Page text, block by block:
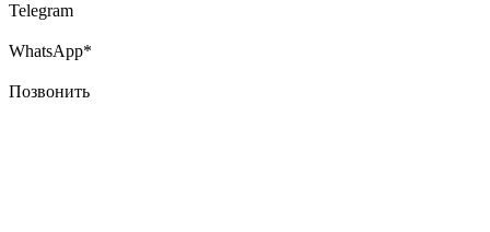
Telegram
WhatsApp*
Позвонить